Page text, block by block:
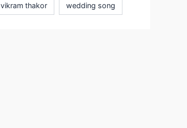
vikram thakor wedding song